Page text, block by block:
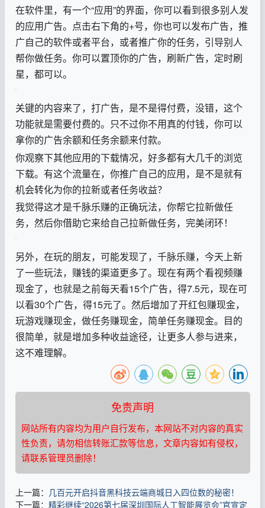
在软件里，有一个“应用”的界面，你可以看到很多别人发
的应用广告。点击右下角的+号，你也可以发布广告，推
广自己的软件或者平台，或者推广你的任务，引导别人
帮你做任务。你可以置顶你的广告，刷新广告，定时刷
星，都可以。
关键的内容来了，打广告，是不是得付费，没错，这个
功能就是需要付费的。只不过你不用真的付钱，你可以
拿你的广告余额和任务余额来付款。
你观察下其他应用的下载情况，好多都有大几千的浏览
下载。有这个流量在，你推广自己的应用，是不是就有
机会转化为你的拉新或者任务收益？
我觉得这才是千脉乐赚的正确玩法，你帮它拉新做任
务，然后你借助它来给自己拉新做任务，完美闭环！
另外，在玩的朋友，可能发现了，千脉乐赚，今天上新
了一些玩法，赚钱的渠道更多了。现在有两个看视频赚
现金了，也就是之前每天看15个广告，得7.5元，现在可
以看30个广告，得15元了。然后增加了开红包赚现金，
玩游戏赚现金，做任务赚现金，简单任务赚现金。目的
很简单，就是增加多种收益途径，让更多人参与进来，
这不难理解。
免责声明
网站所有内容均为用户自行发布，本网站不对内容的真实
性负责，请勿相信转账汇款等信息，文章内容如有侵权，
请联系管理员删除！
上一篇： 几百元开启抖音黑科技云端商城日入四位数的秘密！
下一篇： 精彩继续“2026第七届深圳国际人工智能展览会”官宣定